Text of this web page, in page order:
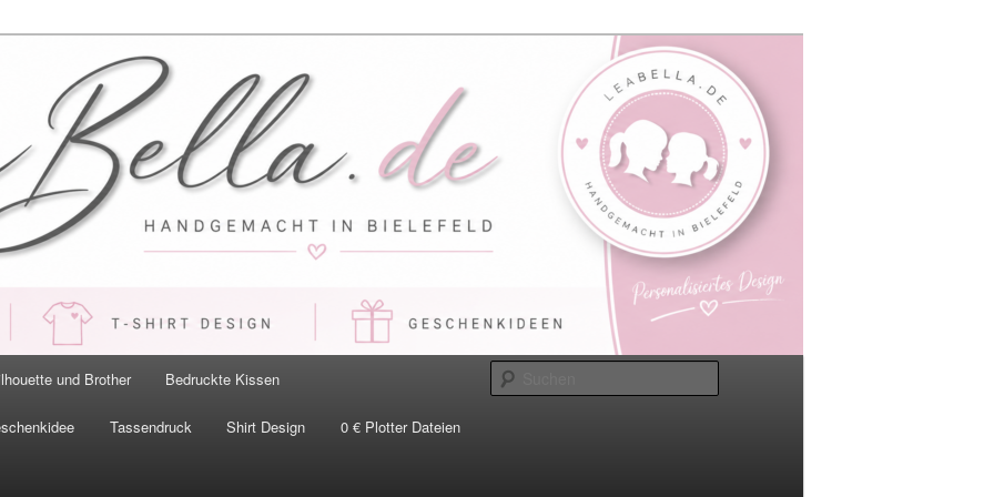
in Bielefeld
und Brother Bedruckte Kissen
Tassendruck Shirt Design 0 € Plotter Dateien